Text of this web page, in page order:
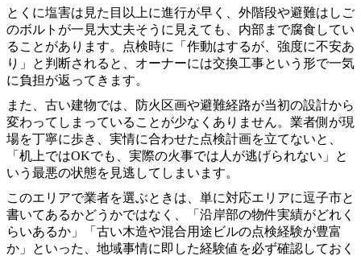
とくに塩害は見た目以上に進行が早く、外階段や避難はしご
のボルトが一見大丈夫そうに見えても、内部まで腐食してい
ることがあります。点検時に「作動はするが、強度に不安あ
り」と判断されると、オーナーには交換工事という形で一気
に負担が返ってきます。
また、古い建物では、防火区画や避難経路が当初の設計から
変わってしまっていることが少なくありません。業者側が現
場を丁寧に歩き、実情に合わせた点検計画を立てないと、
「机上ではOKでも、実際の火事では人が逃げられない」と
いう最悪の状態を見逃してしまいます。
このエリアで業者を選ぶときは、単に対応エリアに逗子市と
書いてあるかどうかではなく、「沿岸部の物件実績がどれく
らいあるか」「古い木造や混合用途ビルの点検経験が豊富
か」といった、地域事情に即した経験値を必ず確認しておく